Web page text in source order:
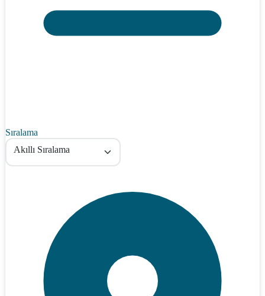
Sıralama
Akıllı Sıralama